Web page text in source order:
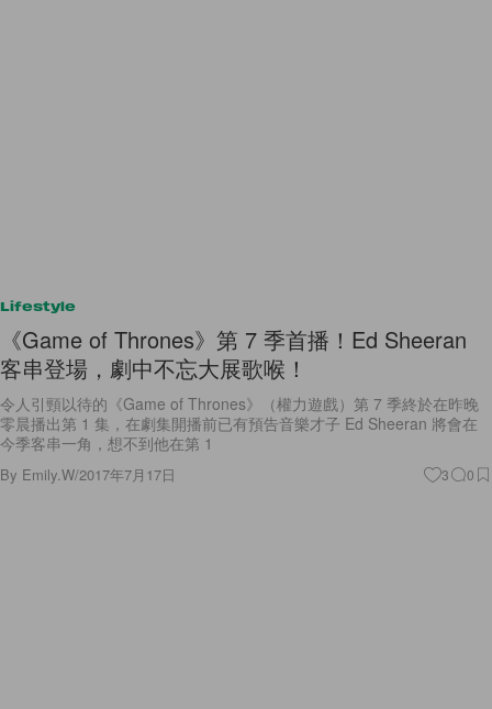
Lifestyle
《Game of Thrones》第 7 季首播！Ed Sheeran
客串登場，劇中不忘大展歌喉！
令人引頸以待的《Game of Thrones》（權力遊戲）第 7 季終於在昨晚
零晨播出第 1 集，在劇集開播前已有預告音樂才子 Ed Sheeran 將會在
今季客串一角，想不到他在第 1
By Emily.W/2017年7月17日 3 0